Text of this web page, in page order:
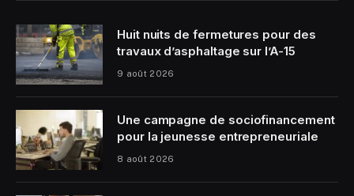
Huit nuits de fermetures pour des
travaux d’asphaltage sur l’A-15
9 août 2026
Une campagne de sociofinancement
pour la jeunesse entrepreneuriale
8 août 2026